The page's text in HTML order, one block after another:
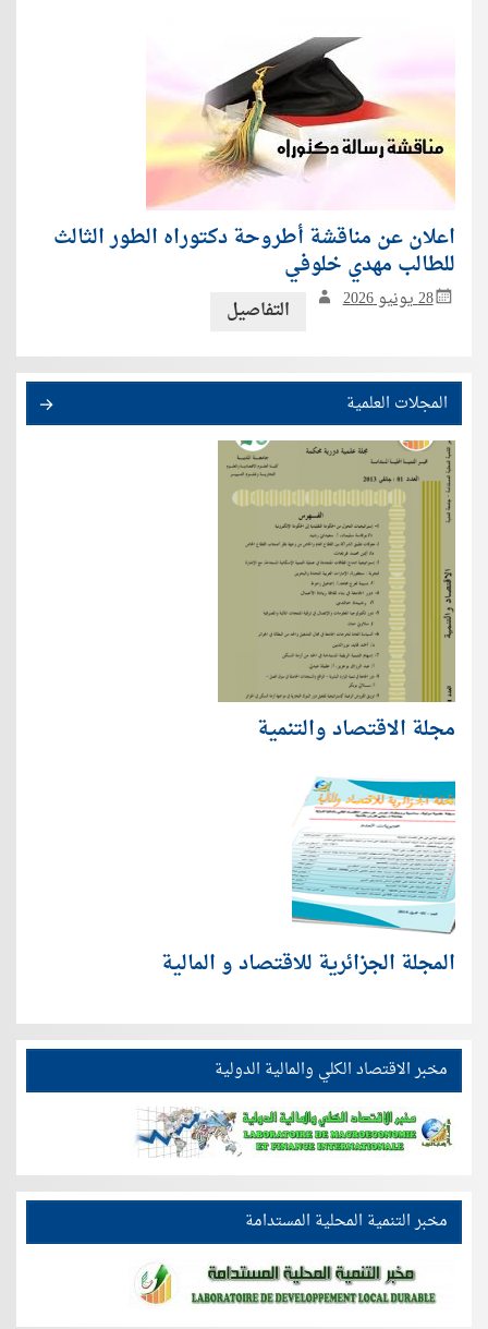
اعلان عن مناقشة أطروحة دكتوراه الطور الثالث
للطالب مهدي خلوفي
28 يونيو 2026 التفاصيل
المجلات العلمية
مجلة الاقتصاد والتنمية
المجلة الجزائرية للاقتصاد و المالية
مخبر الاقتصاد الكلي والمالية الدولية
مخبر التنمية المحلية المستدامة